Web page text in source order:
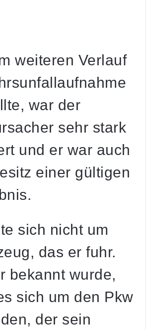
weiteren Verlauf
war der
sehr stark
und er war auch
einer gültigen
sich nicht um
das er fuhr.
bekannt wurde,
sich um den Pkw
der sein